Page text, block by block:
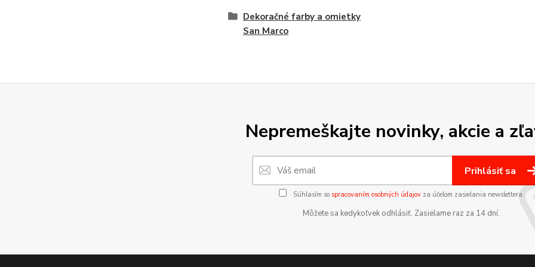
Dekoračné farby a omietky
San Marco
Nepremeškajte novinky, akcie a
Prihlásiť sa
Súhlasím so spracovaním osobných údajovza účelom zasielania newslettera.
Môžete sa kedykoľvek odhlásiť. Zasielame raz za 14 dní.